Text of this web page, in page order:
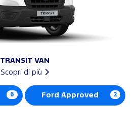
TRANSIT VAN
Scopri di più
6 Ford Approved 2